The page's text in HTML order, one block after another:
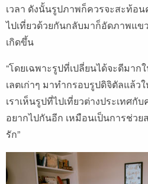
เวลา ดังนั้นรูปภาพก็ควรจะสะท้อ
ไปเที่ยวด้วยกันกลับมาก็อัดภาพแข
เกิดขึ้น
“โดยเฉพาะรูปที่เปลี่ยนได้จะดีมา
เลตเก่าๆ มาทำกรอบรูปดิจิตัลแล้วใ
เราเห็นรูปที่ไปเที่ยวต่างประเทศกั
อยากไปกันอีก เหมือนเป็นการช่ว
รัก”